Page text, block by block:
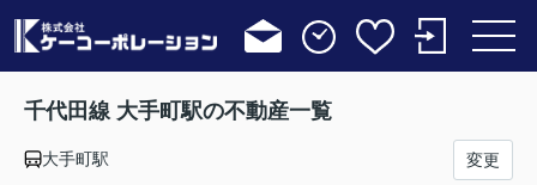
千代田線 大手町駅の不動産一覧
大手町駅 変更